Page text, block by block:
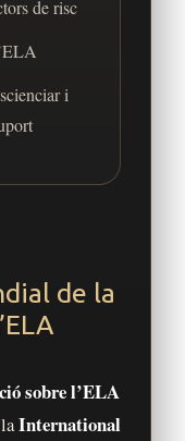
de risc
i
de la
sobre l’ELA
International